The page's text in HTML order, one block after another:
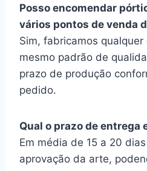
Posso encomendar
vários pontos de venda
Sim, fabricamos
mesmo padrão de
prazo de produção
pedido.
Qual o prazo de entrega
Em média de 15 a 20
aprovação da arte,